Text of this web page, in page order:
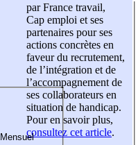
par France travail,
Cap emploi et ses
partenaires pour ses
actions concrètes en
faveur du recrutement,
de l’intégration et de
l’accompagnement de
ses collaborateurs en
situation de handicap.
Pour en savoir plus,
consultez cet article.